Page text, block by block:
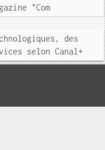
"Com
des
selon Canal+